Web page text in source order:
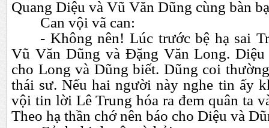
Quang Diệu và Vũ Văn Dũng cùng bàn
Can vội vã can:
- Không nên! Lúc trước bệ hạ sai
Vũ Văn Dũng và Đặng Văn Long.
cho Long và Dũng biết. Dũng coi
thái sư. Nếu hai người này nghe tin ấy
vội tin lời Lê Trung hóa ra đem quân ta
Theo hạ thần chớ nên báo cho Diệu và